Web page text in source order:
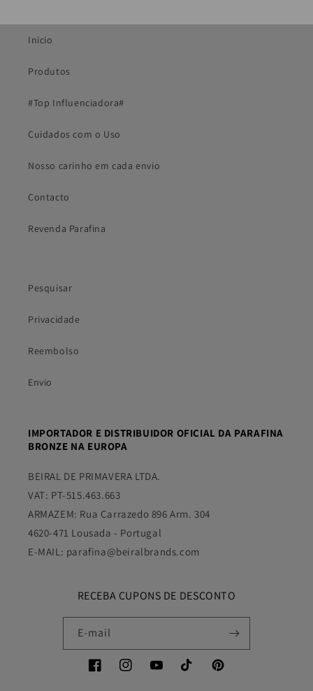
Inicio
Produtos
#Top Influenciadora#
Cuidados com o Uso
Nosso carinho em cada envio
Contacto
Revenda Parafina
Pesquisar
Privacidade
Reembolso
Envio
IMPORTADOR E DISTRIBUIDOR OFICIAL DA PARAFINA
BRONZE NA EUROPA
BEIRAL DE PRIMAVERA LTDA.
VAT: PT-515.463.663
ARMAZEM: Rua Carrazedo 896 Arm. 304
4620-471 Lousada - Portugal
E-MAIL: parafina@beiralbrands.com
RECEBA CUPONS DE DESCONTO
E-mail
FacebookInstagramYouTubeTikTok Pinterest